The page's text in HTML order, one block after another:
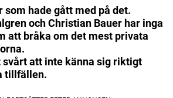
som hade gått med på det.
och Christian Bauer har inga
att bråka om det mest privata
att inte känna sig riktigt
tillfällen.